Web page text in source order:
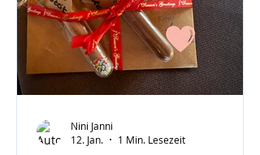
wir uns einen Fendt 470 gekauft.
Solide, gut verarbeitet und passend
für
Nini Janni
12. Jan.
1 Min. Lesezeit